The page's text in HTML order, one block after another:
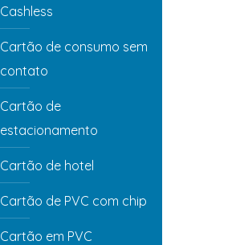
Cashless
Cartão de consumo sem
contato
Cartão de
estacionamento
Cartão de hotel
Cartão de PVC com chip
Cartão em PVC